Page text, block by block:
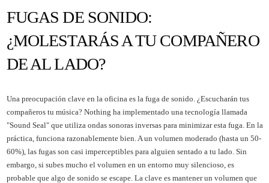
FUGAS DE SONIDO:
¿MOLESTARÁS A TU COMPAÑERO
DE AL LADO?
Una preocupación clave en la oficina es la fuga de sonido. ¿Escucharán tus
compañeros tu música? Nothing ha implementado una tecnología llamada
"Sound Seal" que utiliza ondas sonoras inversas para minimizar esta fuga. En la
práctica, funciona razonablemente bien. A un volumen moderado (hasta un 50-
60%), las fugas son casi imperceptibles para alguien sentado a tu lado. Sin
embargo, si subes mucho el volumen en un entorno muy silencioso, es
probable que algo de sonido se escape. La clave es mantener un volumen que